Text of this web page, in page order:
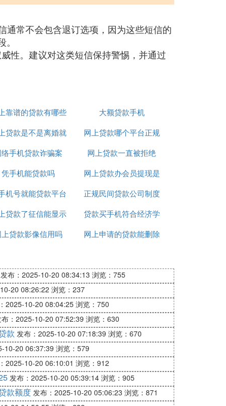
通常不会包含退订选项，因为这些短信的
性。建议对这类短信保持警惕，并通过
靠谱的贷款有哪些
大额贷款手机
贷款是不是离婚就
不用还了
网上贷款哪个平台正规
利息低
络手机贷款诈骗案
网上贷款一直被拒绝
凭手机能贷款吗
网上贷款办会员提现是
真的吗
机号就能贷款平台
正规民间贷款公司制度
贷款了征信能显示
出来吗
贷款买手机符合经济学
吗
上贷款影像信用吗
网上申请的贷款能删除
发布：2025-10-20 08:34:13 浏览：755
20 08:26:22 浏览：237
2025-10-20 08:04:25 浏览：750
：2025-10-20 07:52:39 浏览：630
款 发布：2025-10-20 07:18:39 浏览：670
10-20 06:37:39 浏览：579
2025-10-20 06:10:01 浏览：912
发布：2025-10-20 05:39:14 浏览：905
款额度 发布：2025-10-20 05:06:23 浏览：871